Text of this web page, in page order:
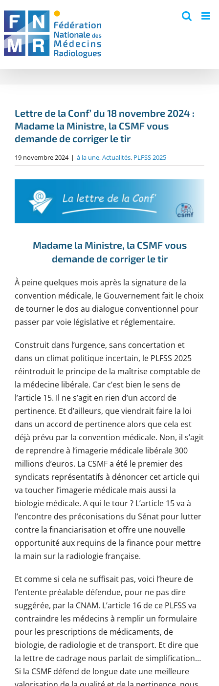
content
Lettre de la Conf’ du 18 novembre 2024 :
Madame la Ministre, la CSMF vous
demande de corriger le tir
19 novembre 2024 | à la une,Actualités, PLFSS 2025
Madame la Ministre, la CSMF vous
demande de corriger le tir
À peine quelques mois après la signature de la
convention médicale, le Gouvernement fait le choix
de tourner le dos au dialogue conventionnel pour
passer par voie législative et réglementaire.
Construit dans l’urgence, sans concertation et
dans un climat politique incertain, le PLFSS 2025
réintroduit le principe de la maîtrise comptable de
la médecine libérale. Car c’est bien le sens de
l’article 15. Il ne s’agit en rien d’un accord de
pertinence. Et d’ailleurs, que viendrait faire la loi
dans un accord de pertinence alors que cela est
déjà prévu par la convention médicale. Non, il s’agit
de reprendre à l’imagerie médicale libérale 300
millions d’euros. La CSMF a été le premier des
syndicats représentatifs à dénoncer cet article qui
va toucher l’imagerie médicale mais aussi la
biologie médicale. A qui le tour ? L’article 15 va à
l’encontre des préconisations du Sénat pour lutter
contre la financiarisation et offre une nouvelle
opportunité aux requins de la finance pour mettre
la main sur la radiologie française.
Et comme si cela ne suffisait pas, voici l’heure de
l’entente préalable défendue, pour ne pas dire
suggérée, par la CNAM. L’article 16 de ce PLFSS va
contraindre les médecins à remplir un formulaire
pour les prescriptions de médicaments, de
biologie, de radiologie et de transport. Et dire que
la lettre de cadrage nous parlait de simplification…
Si la CSMF défend de longue date une meilleure